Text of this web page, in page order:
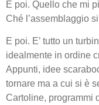
E poi. Quello che mi
Ché l’assemblaggio
E poi. E’ tutto un
idealmente in ordine
Appunti, idee
tornare ma a cui si è
Cartoline, programmi